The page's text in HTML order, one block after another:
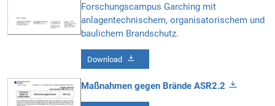
Forschungscampus Garching mit
anlagentechnischem, organisatorischem und
baulichem Brandschutz.
Download
Maßnahmen gegen Brände ASR2.2